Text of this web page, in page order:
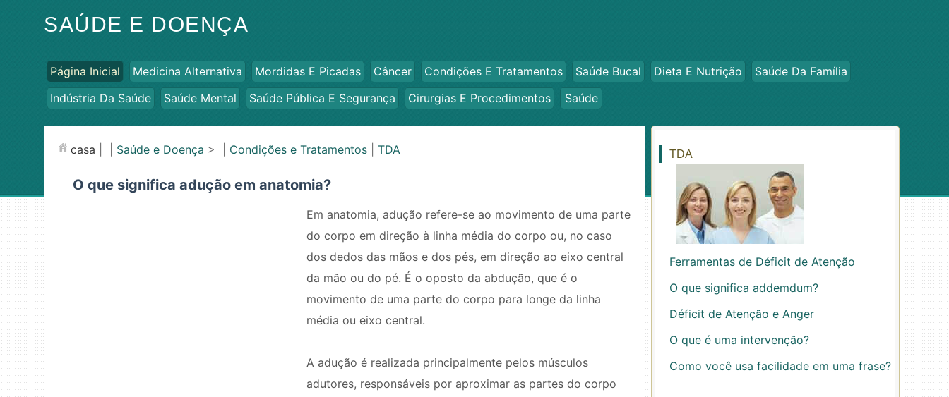
SAÚDE E DOENÇA
Página Inicial Medicina Alternativa Mordidas E Picadas Câncer Condições E Tratamentos Saúde Bucal Dieta E Nutrição
Saúde Da Família
Indústria Da Saúde
Saúde Mental Saúde Pública E Segurança Cirurgias E Procedimentos Saúde
casa Saúde e Doença > | Condições e Tratamentos TDA
O que significa adução em anatomia?
Em anatomia, adução refere-se ao movimento de uma parte
do corpo em direção à linha média do corpo ou, no caso
dos dedos das mãos e dos pés, em direção ao eixo central
da mão ou do pé. É o oposto da abdução, que é o
movimento de uma parte do corpo para longe da linha
média ou eixo central.
A adução é realizada principalmente pelos músculos
adutores, responsáveis ​​por aproximar as partes do corpo
TDA
Ferramentas de Déficit de Atenção
O que significa addemdum?
Déficit de Atenção e Anger
O que é uma intervenção?
Como você usa facilidade em uma frase?